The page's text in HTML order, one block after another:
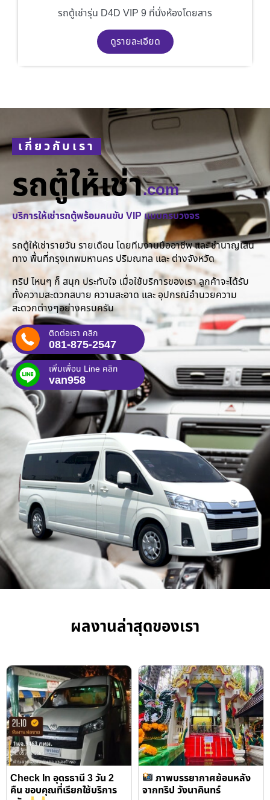
รถตู้เช่ารุ่น D4D VIP 9 ที่นั่งห้องโดยสาร
ดูรายละเอียด
เกี่ยวกับเรา
รถตู้ให้เช่า.com
บริการให้เช่ารถตู้พร้อมคนขับ VIP แบบครบวงจร
รถตู้ให้เช่ารายวัน รายเดือน โดยทีมงานมืออาชีพ และ ชำนาญเส้น
ทาง พื้นที่กรุงเทพมหานคร ปริมณฑล และ ต่างจังหวัด
ทริป ไหนๆ ก็ สนุก ประทับใจ เมื่อใช้บริการของเรา ลูกค้าจะได้รับ
ทั้งความสะดวกสบาย ความสะอาด และ อุปกรณ์อำนวยความ
สะดวกต่างๆอย่างครบครัน
ติดต่อเรา คลิก
081-875-2547
เพิ่มเพื่อน Line คลิก
van958
ผลงานล่าสุดของเรา
Check In อุดรธานี 3 วัน 2
คืน ขอบคุณที่เรียกใช้บริการ
ภาพบรรยากาศย้อนหลัง
จากทริป วังนาคินทร์